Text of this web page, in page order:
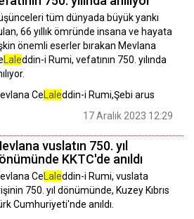
tüm dünyada büyük yankı
66 yıllık ömründe insana ve hayata
önemli eserler bırakan Mevlana
Laleddin-i Rumi, vefatının 750. yılında
CeLaleddin-i Rumi,Şebi arus
17 Aralık 2023 12:29
vuslatın 750. yıl
KKTC'de anıldı
CeLaleddin-i Rumi, vuslata
750. yıl dönümünde, Kuzey Kıbrıs
Cumhuriyeti'nde anıldı.